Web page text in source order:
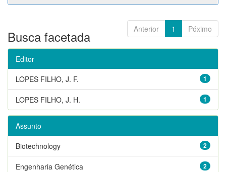
Anterior 1 Póximo
Busca facetada
Editor
1
LOPES FILHO, J. F.
1
LOPES FILHO, J. H.
Assunto
2
Biotechnology
2
Engenharia Genética